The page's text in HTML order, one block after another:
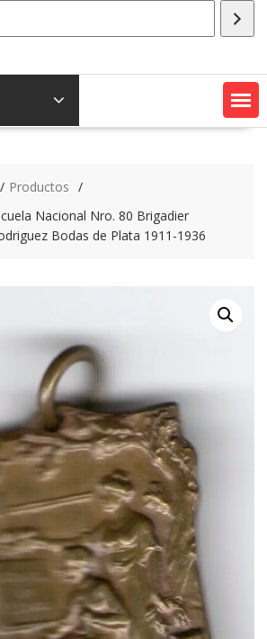
Productos
Nacional Nro. 80 Brigadier
Bodas de Plata 1911-1936